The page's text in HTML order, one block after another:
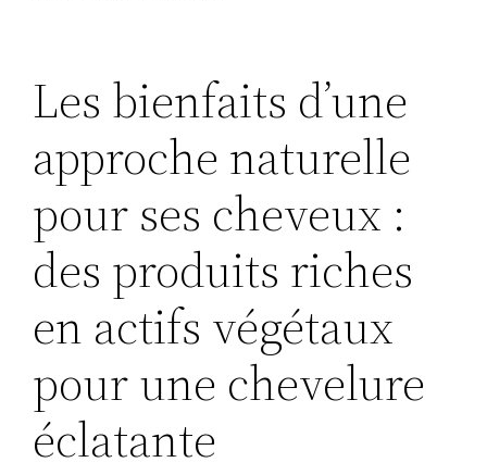
Les bienfaits d’une
approche naturelle
pour ses cheveux :
des produits riches
en actifs végétaux
pour une chevelure
éclatante